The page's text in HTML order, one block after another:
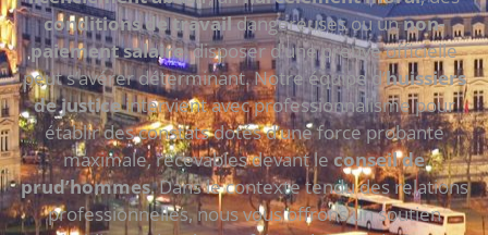
conditions de travaildangereuses ou unnon-
paiement salaire, disposer d’une preuve officielle
peut s’avérer déterminant. Notre équipe d’huissiers
de justiceintervient avec professionnalisme pour
établir des constats dotés d’une force probante
maximale, recevables devant leconseil de
prud’hommes. Dans le contexte tendu des relations
professionnelles, nous vous offrons un soutien